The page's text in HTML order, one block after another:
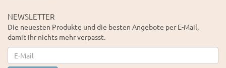
NEWSLETTER
Die neuesten Produkte und die besten Angebote per E-Mail,
damit Ihr nichts mehr verpasst.
Newsletter